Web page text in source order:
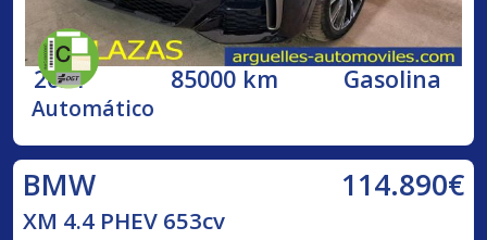
2021 85000 km Gasolina
Automático
BMW 114.890€
XM 4.4 PHEV 653cv